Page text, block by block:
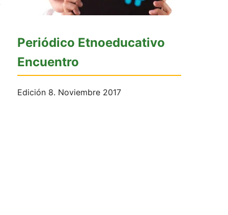
Periódico Etnoeducativo
Encuentro
Edición 8. Noviembre 2017